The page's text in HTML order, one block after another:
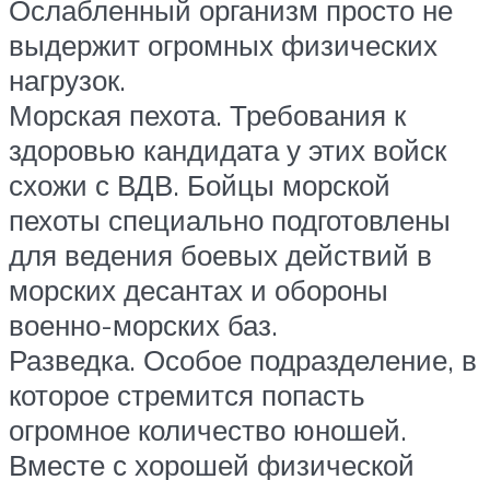
Ослабленный организм просто не
выдержит огромных физических
нагрузок.
Морская пехота. Требования к
здоровью кандидата у этих войск
схожи с ВДВ. Бойцы морской
пехоты специально подготовлены
для ведения боевых действий в
морских десантах и обороны
военно-морских баз.
Разведка. Особое подразделение, в
которое стремится попасть
огромное количество юношей.
Вместе с хорошей физической